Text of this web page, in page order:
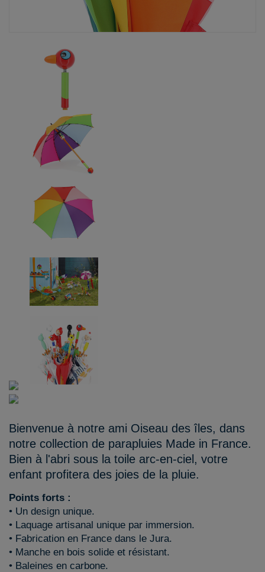
Bienvenue à notre ami Oiseau des îles, dans
notre collection de parapluies Made in France.
Bien à l'abri sous la toile arc-en-ciel, votre
enfant profitera des joies de la pluie.
Points forts :
• Un design unique.
• Laquage artisanal unique par immersion.
• Fabrication en France dans le Jura.
• Manche en bois solide et résistant.
• Baleines en carbone.